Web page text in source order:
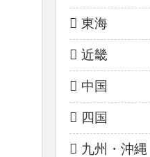
東海
近畿
中国
四国
九州・沖縄